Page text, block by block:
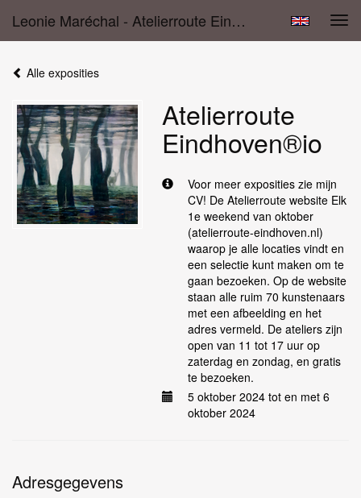
Leonie Maréchal - Atelierroute Eindhoven®io
Alle exposities
Atelierroute
Eindhoven®io
Voor meer exposities zie mijn
CV! De Atelierroute website Elk
1e weekend van oktober
(atelierroute-eindhoven.nl)
waarop je alle locaties vindt en
een selectie kunt maken om te
gaan bezoeken. Op de website
staan alle ruim 70 kunstenaars
met een afbeelding en het
adres vermeld. De ateliers zijn
open van 11 tot 17 uur op
zaterdag en zondag, en gratis
te bezoeken.
5 oktober 2024 tot en met 6
oktober 2024
Adresgegevens